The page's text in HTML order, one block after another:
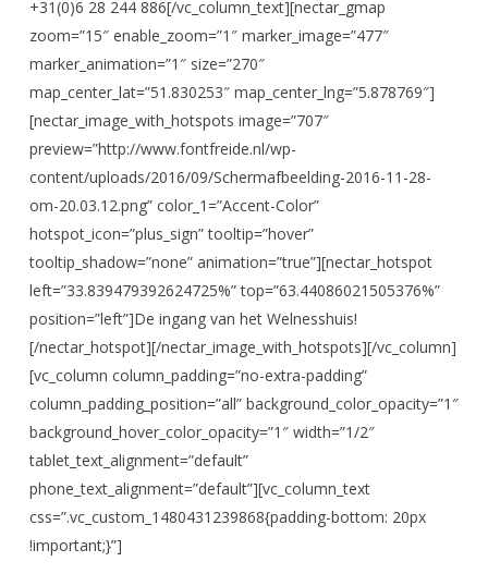
+31(0)6 28 244 886[/vc_column_text][nectar_gmap
zoom=”15″ enable_zoom=”1″ marker_image=”477″
marker_animation=”1″ size=”270″
map_center_lat=”51.830253″ map_center_lng=”5.878769″]
[nectar_image_with_hotspots image=”707″
preview=”http://www.fontfreide.nl/wp-
content/uploads/2016/09/Schermafbeelding-2016-11-28-
om-20.03.12.png” color_1=”Accent-Color”
hotspot_icon=”plus_sign” tooltip=”hover”
tooltip_shadow=”none” animation=”true”][nectar_hotspot
left=”33.839479392624725%” top=”63.44086021505376%”
position=”left”]De ingang van het Welnesshuis!
[/nectar_hotspot][/nectar_image_with_hotspots][/vc_column]
[vc_column column_padding=”no-extra-padding”
column_padding_position=”all” background_color_opacity=”1″
background_hover_color_opacity=”1″ width=”1/2″
tablet_text_alignment=”default”
phone_text_alignment=”default”][vc_column_text
css=”.vc_custom_1480431239868{padding-bottom: 20px
!important;}”]